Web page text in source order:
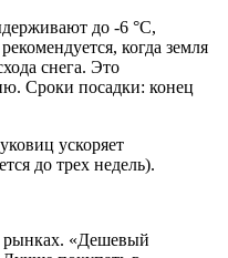
до -6 °C,
когда земля
снега. Это
Сроки посадки: конец
ускоряет
до трех недель).
рынках. «Дешевый